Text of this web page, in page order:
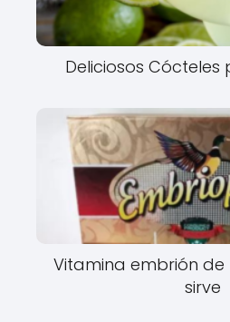
Deliciosos
Vitamina embrión
sirve